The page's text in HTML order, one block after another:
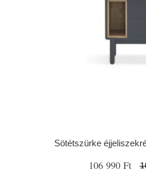
Sötétszürke
106 990 Ft